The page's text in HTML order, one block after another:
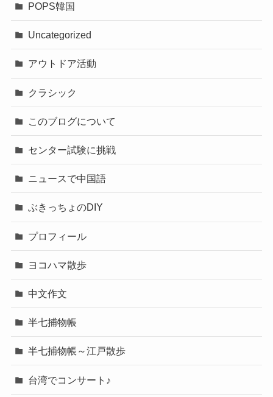
POPS韓国
Uncategorized
アウトドア活動
クラシック
このブログについて
センター試験に挑戦
ニュースで中国語
ぶきっちょのDIY
プロフィール
ヨコハマ散歩
中文作文
半七捕物帳
半七捕物帳～江戸散歩
台湾でコンサート♪